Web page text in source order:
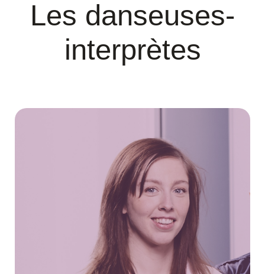
Les danseuses-
interprètes